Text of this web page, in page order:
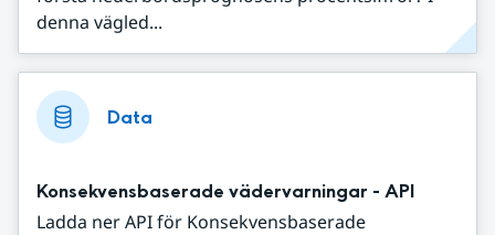
denna vägled...
Data
Konsekvensbaserade vädervarningar - API
Ladda ner API för Konsekvensbaserade